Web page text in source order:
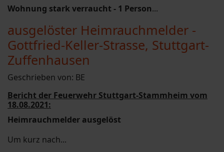
Wohnung stark verraucht - 1 Person...
ausgelöster Heimrauchmelder -
Gottfried-Keller-Strasse, Stuttgart-
Zuffenhausen
Geschrieben von: BE
Bericht der Feuerwehr Stuttgart-Stammheim vom
18.08.2021:
Heimrauchmelder ausgelöst
Um kurz nach...